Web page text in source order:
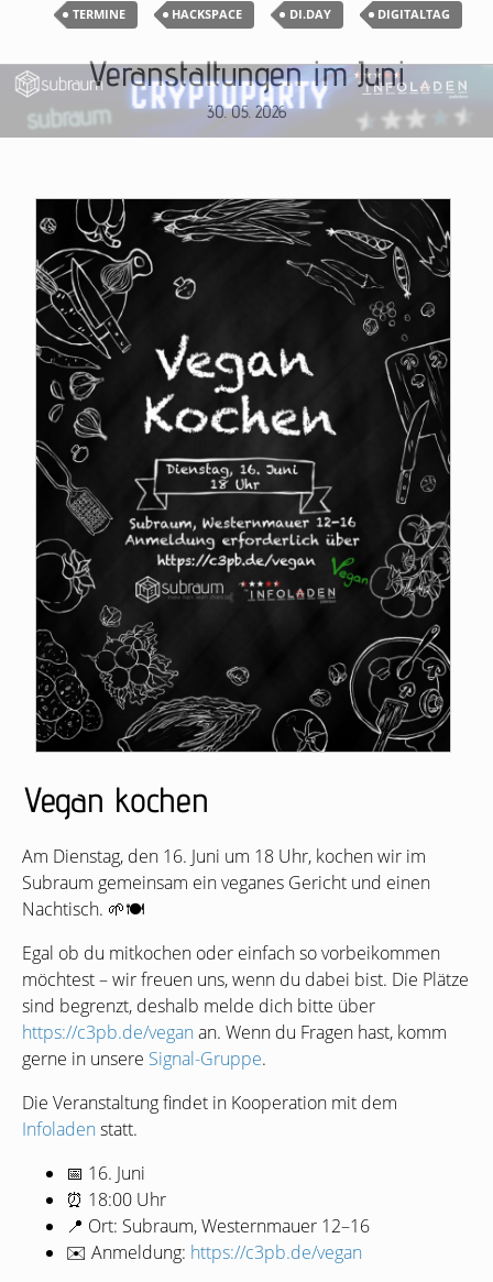
TERMINE HACKSPACE DI.DAY DIGITALTAG
Veranstaltungen im Juni
30. 05. 2026
Vegan kochen
Am Dienstag, den 16. Juni um 18 Uhr, kochen wir im
Subraum gemeinsam ein veganes Gericht und einen
Nachtisch. 🌱🍽️
Egal ob du mitkochen oder einfach so vorbeikommen
möchtest – wir freuen uns, wenn du dabei bist. Die Plätze
sind begrenzt, deshalb melde dich bitte über
https://c3pb.de/veganan. Wenn du Fragen hast, komm
gerne in unsere Signal-Gruppe.
Die Veranstaltung findet in Kooperation mit dem
Infoladenstatt.
📅 16. Juni
⏰ 18:00 Uhr
📍 Ort: Subraum, Westernmauer 12–16
✉️ Anmeldung: https://c3pb.de/vegan